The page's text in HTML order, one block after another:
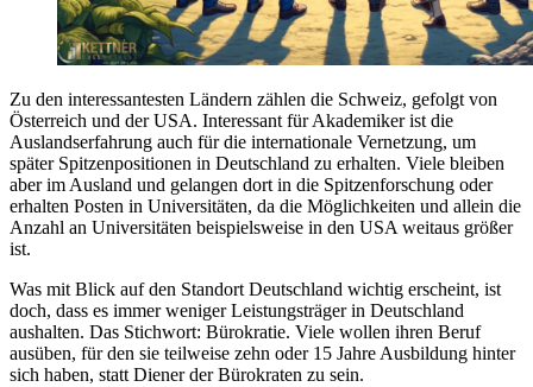
Zu den interessantesten Ländern zählen die Schweiz, gefolgt von
Österreich und der USA. Interessant für Akademiker ist die
Auslandserfahrung auch für die internationale Vernetzung, um
später Spitzenpositionen in Deutschland zu erhalten. Viele bleiben
aber im Ausland und gelangen dort in die Spitzenforschung oder
erhalten Posten in Universitäten, da die Möglichkeiten und allein die
Anzahl an Universitäten beispielsweise in den USA weitaus größer
ist.
Was mit Blick auf den Standort Deutschland wichtig erscheint, ist
doch, dass es immer weniger Leistungsträger in Deutschland
aushalten. Das Stichwort: Bürokratie. Viele wollen ihren Beruf
ausüben, für den sie teilweise zehn oder 15 Jahre Ausbildung hinter
sich haben, statt Diener der Bürokraten zu sein.